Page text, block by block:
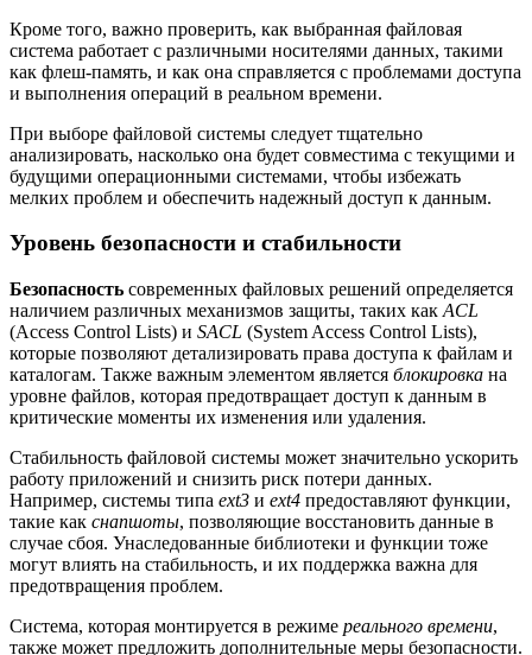
Кроме того, важно проверить, как выбранная файловая
система работает с различными носителями данных, такими
как флеш-память, и как она справляется с проблемами доступа
и выполнения операций в реальном времени.
При выборе файловой системы следует тщательно
анализировать, насколько она будет совместима с текущими и
будущими операционными системами, чтобы избежать
мелких проблем и обеспечить надежный доступ к данным.
Уровень безопасности и стабильности
Безопасность современных файловых решений определяется
наличием различных механизмов защиты, таких как ACL
(Access Control Lists) и SACL (System Access Control Lists),
которые позволяют детализировать права доступа к файлам и
каталогам. Также важным элементом является блокировка на
уровне файлов, которая предотвращает доступ к данным в
критические моменты их изменения или удаления.
Стабильность файловой системы может значительно ускорить
работу приложений и снизить риск потери данных.
Например, системы типа ext3 и ext4 предоставляют функции,
такие как снапшоты, позволяющие восстановить данные в
случае сбоя. Унаследованные библиотеки и функции тоже
могут влиять на стабильность, и их поддержка важна для
предотвращения проблем.
Система, которая монтируется в режиме реального времени,
также может предложить дополнительные меры безопасности.